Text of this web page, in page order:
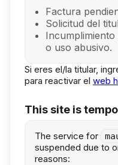
Factura
Solicitud del
o uso abusivo.
Si eres el/la titular,
para reactivar el web
This site is
The service for
suspended due to
reasons: